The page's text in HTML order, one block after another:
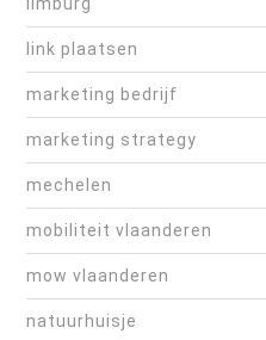
link plaatsen
marketing bedrijf
marketing strategy
mechelen
mobiliteit vlaanderen
mow vlaanderen
natuurhuisje